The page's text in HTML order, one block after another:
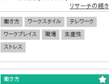
リサーチの続き
働き方 ワークスタイル
テレワーク
ワークプレイス
職場
生産性
ストレス
働き方